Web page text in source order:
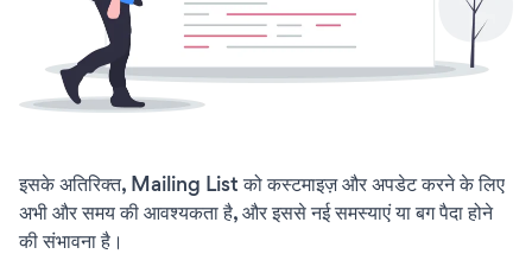
इसके अतिरिक्त, Mailing List को कस्टमाइज़ और अपडेट करने के लिए
अभी और समय की आवश्यकता है, और इससे नई समस्याएं या बग पैदा होने
की संभावना है।